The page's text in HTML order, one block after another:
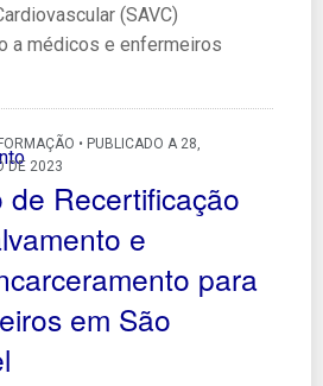
(SAVC)
a médicos e enfermeiros
• PUBLICADO A 28,
DE 2023
de Recertificação
e
para
em São